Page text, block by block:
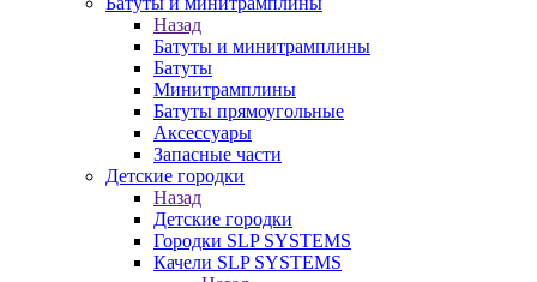
Назад
Батуты и минитрамплины
Батуты
Минитрамплины
Батуты прямоугольные
Аксессуары
Запасные части
Детские городки
Назад
Детские городки
Городки SLP SYSTEMS
Качели SLP SYSTEMS